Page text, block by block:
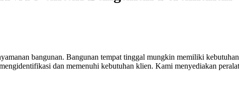
bangunan. Bangunan tempat tinggal mungkin memiliki
dan memenuhi kebutuhan klien. Kami menyediakan